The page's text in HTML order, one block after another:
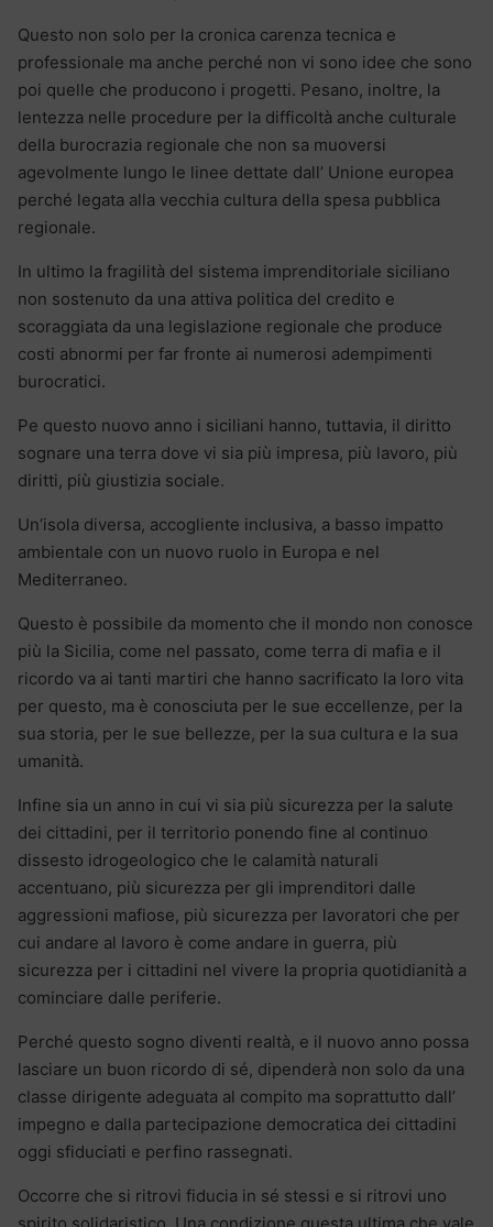
Questo non solo per la cronica carenza tecnica e
professionale ma anche perché non vi sono idee che sono
poi quelle che producono i progetti. Pesano, inoltre, la
lentezza nelle procedure per la difficoltà anche culturale
della burocrazia regionale che non sa muoversi
agevolmente lungo le linee dettate dall’ Unione europea
perché legata alla vecchia cultura della spesa pubblica
regionale.
In ultimo la fragilità del sistema imprenditoriale siciliano
non sostenuto da una attiva politica del credito e
scoraggiata da una legislazione regionale che produce
costi abnormi per far fronte ai numerosi adempimenti
burocratici.
Pe questo nuovo anno i siciliani hanno, tuttavia, il diritto
sognare una terra dove vi sia più impresa, più lavoro, più
diritti, più giustizia sociale.
Un’isola diversa, accogliente inclusiva, a basso impatto
ambientale con un nuovo ruolo in Europa e nel
Mediterraneo.
Questo è possibile da momento che il mondo non conosce
più la Sicilia, come nel passato, come terra di mafia e il
ricordo va ai tanti martiri che hanno sacrificato la loro vita
per questo, ma è conosciuta per le sue eccellenze, per la
sua storia, per le sue bellezze, per la sua cultura e la sua
umanità.
Infine sia un anno in cui vi sia più sicurezza per la salute
dei cittadini, per il territorio ponendo fine al continuo
dissesto idrogeologico che le calamità naturali
accentuano, più sicurezza per gli imprenditori dalle
aggressioni mafiose, più sicurezza per lavoratori che per
cui andare al lavoro è come andare in guerra, più
sicurezza per i cittadini nel vivere la propria quotidianità a
cominciare dalle periferie.
Perché questo sogno diventi realtà, e il nuovo anno possa
lasciare un buon ricordo di sé, dipenderà non solo da una
classe dirigente adeguata al compito ma soprattutto dall’
impegno e dalla partecipazione democratica dei cittadini
oggi sfiduciati e perfino rassegnati.
Occorre che si ritrovi fiducia in sé stessi e si ritrovi uno